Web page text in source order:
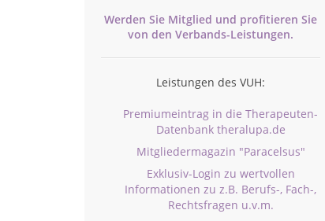
Werden Sie Mitglied und profitieren Sie
von den Verbands-Leistungen.
Leistungen des VUH:
Premiumeintrag in die Therapeuten-
Datenbank theralupa.de
Mitgliedermagazin "Paracelsus"
Exklusiv-Login zu wertvollen
Informationen zu z.B. Berufs-, Fach-,
Rechtsfragen u.v.m.